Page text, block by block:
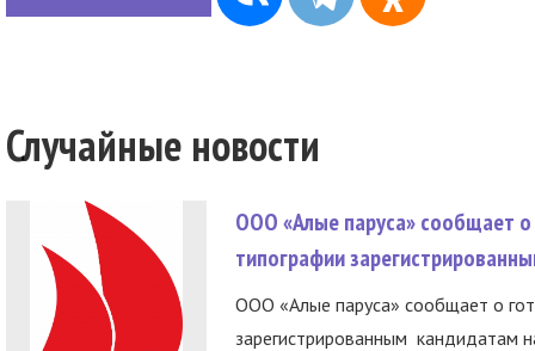
Случайные новости
ООО «Алые паруса» сообщает о
типографии
ООО «Алые паруса» сообщает о
зарегистрированным кандидатам